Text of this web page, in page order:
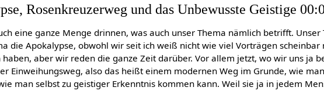
Rosenkreuzerweg und das Unbewusste Geistige
eine ganze Menge drinnen, was auch unser Thema nämlich betrifft. Unser
die Apokalypse, obwohl wir seit ich weiß nicht wie viel Vorträgen scheinbar
haben, aber wir reden die ganze Zeit darüber. Vor allem jetzt, wo wir uns ja
Einweihungsweg, also das heißt einem modernen Weg im Grunde, wie
man selbst zu geistiger Erkenntnis kommen kann. Weil sie ja in jedem